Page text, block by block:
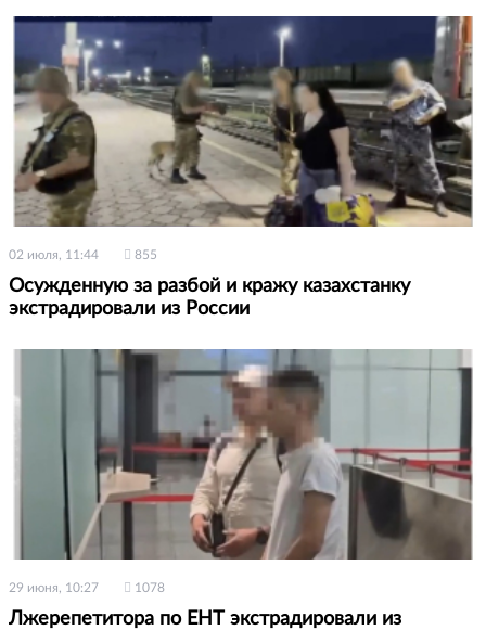
02 июля, 11:44 855
Осужденную за разбой и кражу казахстанку
экстрадировали из России
29 июня, 10:27 1078
Лжерепетитора по ЕНТ экстрадировали из